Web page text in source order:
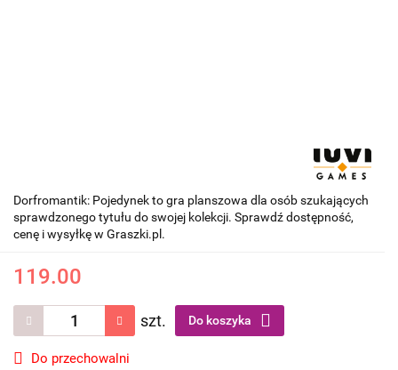
Dorfromantik: Pojedynek to gra planszowa dla osób szukających
sprawdzonego tytułu do swojej kolekcji. Sprawdź dostępność,
cenę i wysyłkę w Graszki.pl.
119.00
szt. Do koszyka
Do przechowalni